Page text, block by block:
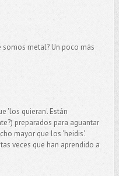
metal? Un poco más
'los quieran'. Están
preparados para aguantar
mayor que los 'heidis'.
veces que han aprendido a